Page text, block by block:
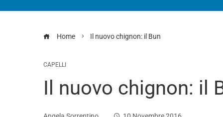
Home Il nuovo chignon: il Bun
CAPELLI
Il nuovo chignon: il